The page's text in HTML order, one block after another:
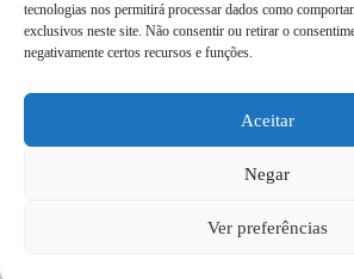
tecnologias nos permitirá processar dados como
exclusivos neste site. Não consentir ou retirar o
negativamente certos recursos e funções.
Aceitar
Negar
Ver preferências
Rua Doutor Cruz Machado, 205 - Centro
PR
Atendimento de segunda a sexta-feira
CNPJ: 75.967.760/0001-71